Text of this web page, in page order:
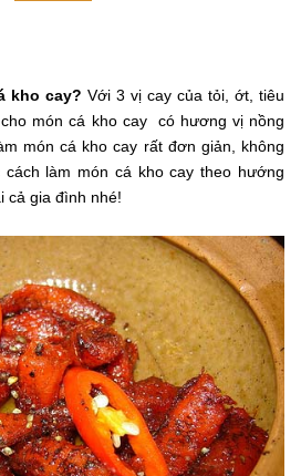
kho cay? Với 3 vị cay của tỏi, ớt, tiêu
món cá kho cay có hương vị nồng
món cá kho cay rất đơn giản, không
làm món cá kho cay theo hướng
cả gia đình nhé!